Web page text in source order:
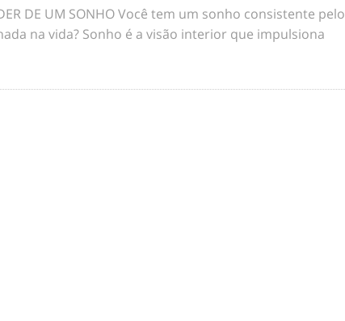
DE UM SONHO Você tem um sonho consistente pelo
na vida? Sonho é a visão interior que impulsiona